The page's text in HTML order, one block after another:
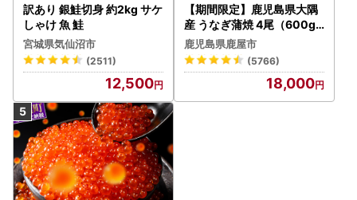
訳あり 銀鮭切身 約2kg サケ
しゃけ 魚 鮭
宮城県気仙沼市
(2511)
12,500
【期間限定】鹿児島県大隅
産 うなぎ蒲焼 4尾（600g
） KN007-004-04-cp18
うなぎ 鰻 魚 惣菜 総菜
鹿児島県鹿屋市
(5766)
18,000